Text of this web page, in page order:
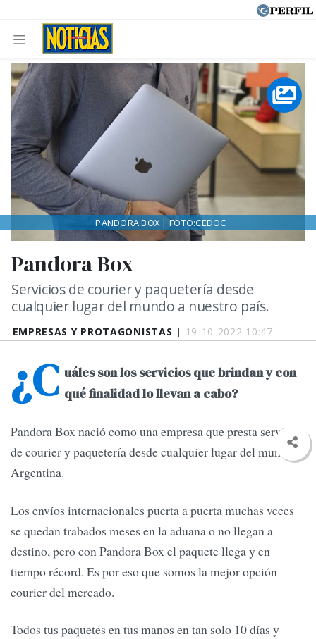
EMPRESAS Y PROTAGONISTAS | 19-10-2022 10:47
Pandora Box
Servicios de courier y paquetería desde
cualquier lugar del mundo a nuestro país.
PANDORA BOX | FOTO:CEDOC
¿C uáles son los servicios que brindan y con
qué finalidad lo llevan a cabo?
Pandora Box nació como una empresa que presta servicios
de courier y paquetería desde cualquier lugar del mundo a
Argentina.
Los envíos internacionales puerta a puerta muchas veces
se quedan trabados meses en la aduana o no llegan a
destino, pero con Pandora Box el paquete llega y en
tiempo récord. Es por eso que somos la mejor opción
courier del mercado.
Todos tus paquetes en tus manos en tan solo 10 días y